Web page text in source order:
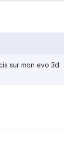
sur mon evo 3d